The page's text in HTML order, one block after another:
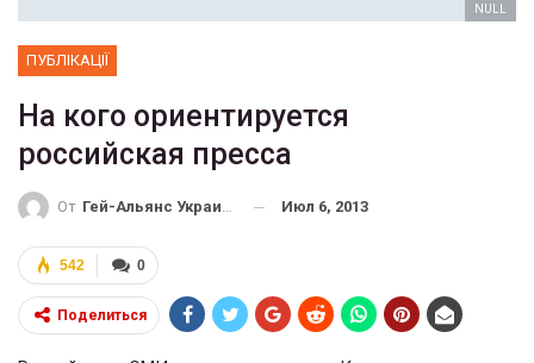
NULL
ПУБЛІКАЦІЇ
На кого ориентируется
российская пресса
От Гей-Альянс Украина Июл 6, 2013
0
542
Поделиться